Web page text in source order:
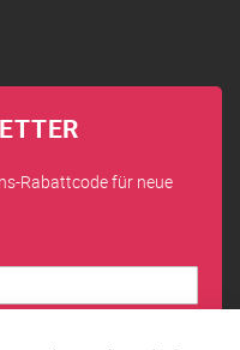
Rabattcode für neue